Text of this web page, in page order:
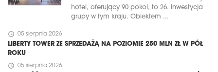
hotel, oferujący 90 pokoi, to 26. inwestycja
grupy w tym kraju. Obiektem ...
schedule 05 sierpnia 2026
LIBERTY TOWER ZE SPRZEDAŻĄ NA POZIOMIE 250 MLN ZŁ W PÓŁ
ROKU
schedule 05 sierpnia 2026